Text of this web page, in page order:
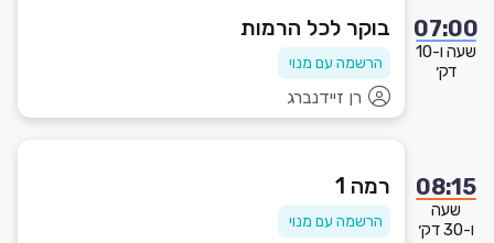
07:00
שעה ו-10
דק׳
בוקר לכל הרמות
הרשמה עם מנוי
רן זיידנברג
08:15
שעה
ו-30 דק׳
רמה 1
הרשמה עם מנוי